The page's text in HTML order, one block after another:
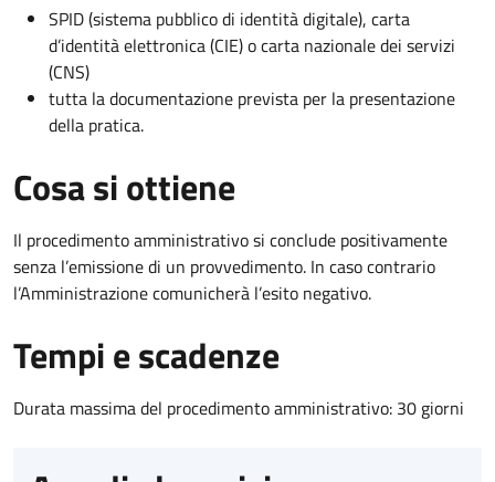
SPID (sistema pubblico di identità digitale), carta
d’identità elettronica (CIE) o carta nazionale dei servizi
(CNS)
tutta la documentazione prevista per la presentazione
della pratica.
Cosa si ottiene
Il procedimento amministrativo si conclude positivamente
senza l’emissione di un provvedimento. In caso contrario
l’Amministrazione comunicherà l’esito negativo.
Tempi e scadenze
Durata massima del procedimento amministrativo: 30 giorni